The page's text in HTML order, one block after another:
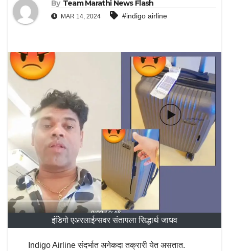
By Team Marathi News Flash
MAR 14, 2024 #indigo airline
इंडिगो एअरलाईन्सवर संतापला सिद्धार्थ जाधव
Indigo Airline संदर्भात अनेकदा तक्रारी येत असतात.